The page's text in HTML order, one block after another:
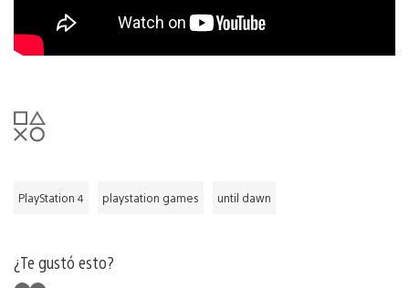
PlayStation 4 playstation games until dawn
¿Te gustó esto?